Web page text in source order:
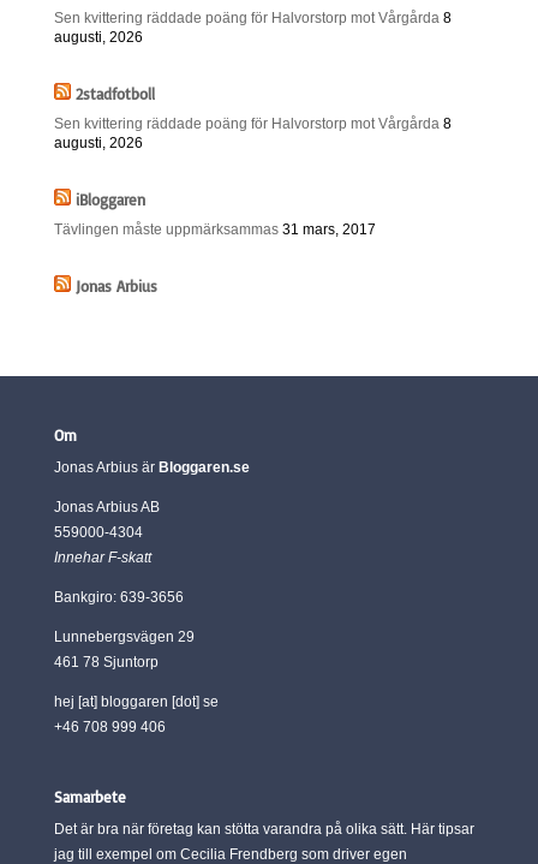
Sen kvittering räddade poäng för Halvorstorp mot Vårgårda 8
augusti, 2026
2stadfotboll
Sen kvittering räddade poäng för Halvorstorp mot Vårgårda 8
augusti, 2026
iBloggaren
Tävlingen måste uppmärksammas 31 mars, 2017
Jonas Arbius
Om
Jonas Arbius är Bloggaren.se
Jonas Arbius AB
559000-4304
Innehar F-skatt
Bankgiro: 639-3656
Lunnebergsvägen 29
461 78 Sjuntorp
hej [at] bloggaren [dot] se
+46 708 999 406
Samarbete
Det är bra när företag kan stötta varandra på olika sätt. Här tipsar
jag till exempel om Cecilia Frendberg som driver egen